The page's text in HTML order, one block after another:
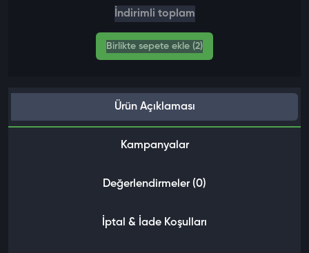
İndirimli toplam
Birlikte sepete ekle (2)
Ürün Açıklaması
Kampanyalar
Değerlendirmeler (0)
İptal & İade Koşulları